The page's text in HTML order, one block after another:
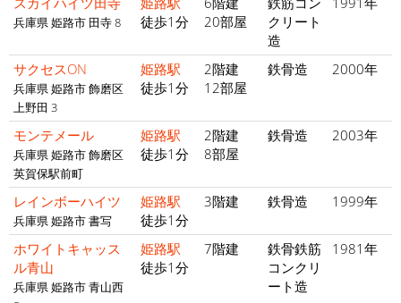
兵庫県 姫路市 田寺 8
徒歩1分
20部屋
クリート
造
サクセスON
兵庫県 姫路市 飾磨区
上野田 3
姫路駅
徒歩1分
2階建
12部屋
鉄骨造 2000年
モンテメール
兵庫県 姫路市 飾磨区
英賀保駅前町
姫路駅
徒歩1分
2階建
8部屋
鉄骨造 2003年
レインボーハイツ
兵庫県 姫路市 書写
姫路駅
徒歩1分
3階建 鉄骨造 1999年
ホワイトキャッス
ル青山
兵庫県 姫路市 青山西
姫路駅
徒歩1分
7階建
鉄骨鉄筋
コンクリ
ート造
1981年